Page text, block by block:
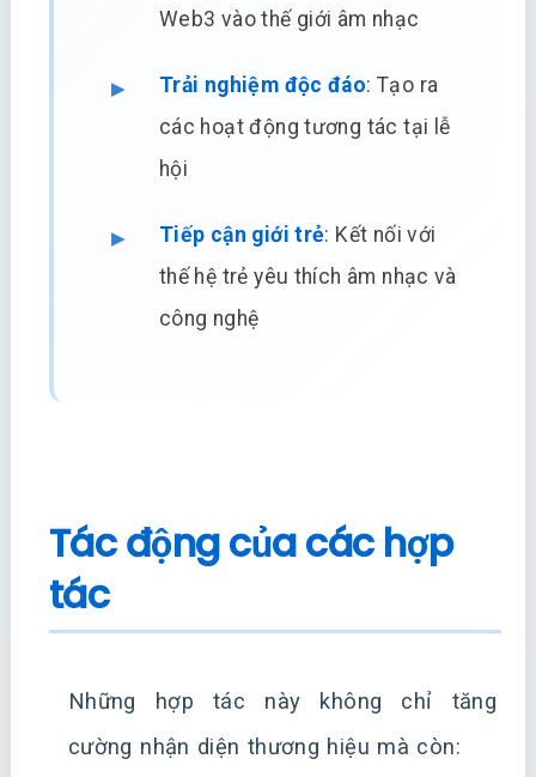
Web3 vào thế giới âm nhạc
Trải nghiệm độc đáo: Tạo ra
các hoạt động tương tác tại lễ
hội
Tiếp cận giới trẻ: Kết nối với
thế hệ trẻ yêu thích âm nhạc và
công nghệ
Tác động của các hợp
tác
Những hợp tác này không chỉ tăng
cường nhận diện thương hiệu mà còn: